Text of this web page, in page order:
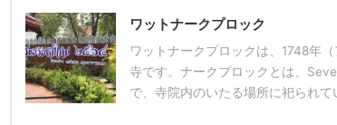
ワットナークプロック
ワットナークプロックは、1748年
寺です。ナークプロックとは、
で、寺院内のいたる場所に祀られて